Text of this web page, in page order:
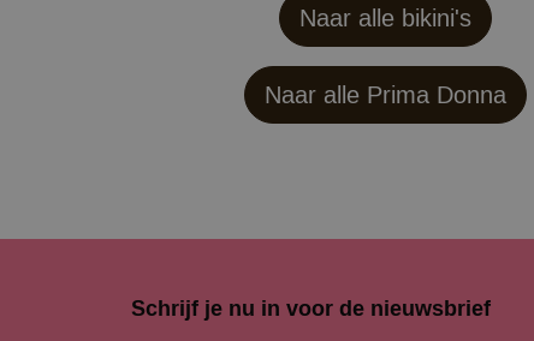
Naar alle bikini's
Naar alle Prima Donna
Schrijf je nu in voor de nieuwsbrief